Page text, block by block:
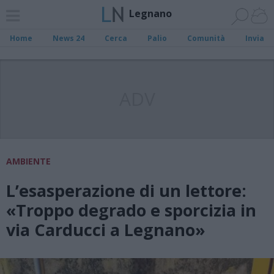
Legnano
Home News 24 Cerca Palio Comunità Invia
AMBIENTE
L’esasperazione di un lettore:
«Troppo degrado e sporcizia in
via Carducci a Legnano»